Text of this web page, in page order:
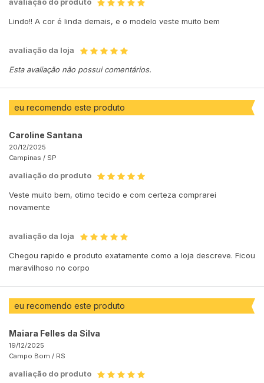
Lindo!! A cor é linda demais, e o modelo veste muito bem
avaliação da loja
Esta avaliação não possui comentários.
eu recomendo este produto
Caroline Santana
20/12/2025
Campinas / SP
avaliação do produto
Veste muito bem, otimo tecido e com certeza comprarei
novamente
avaliação da loja
Chegou rapido e produto exatamente como a loja descreve. Ficou
maravilhoso no corpo
eu recomendo este produto
Maiara Felles da Silva
19/12/2025
Campo Bom / RS
avaliação do produto